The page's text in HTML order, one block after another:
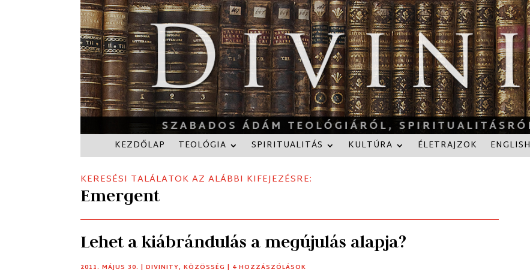
KEZDŐLAP TEOLÓGIA SPIRITUALITÁS KULTÚRA ÉLETRAJZOK ENGLISH
KERESÉSI TALÁLATOK AZ ALÁBBI KIFEJEZÉSRE:
Emergent
Lehet a kiábrándulás a megújulás alapja?
2011. MÁJUS 30. |DIVINITY,KÖZÖSSÉG | 4 HOZZÁSZÓLÁSOK